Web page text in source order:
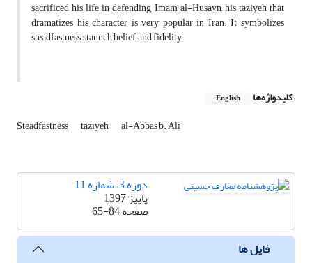
sacrificed his life in defending Imam al-Husayn, his taziyeh that
dramatizes his character is very popular in Iran. It symbolizes
steadfastness, staunch belief, and fidelity.
کلیدواژه‌ها English
Steadfastness taziyeh al-Abbas b. Ali
دوره 3، شماره 11
پاییز 1397
صفحه65-84
فایل ها